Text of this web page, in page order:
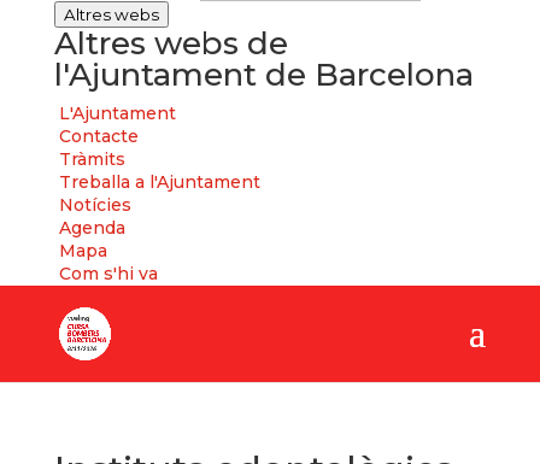
Altres webs
Altres webs de
l'Ajuntament de Barcelona
L'Ajuntament
Contacte
Tràmits
Treballa a l'Ajuntament
Notícies
Agenda
Mapa
Com s'hi va